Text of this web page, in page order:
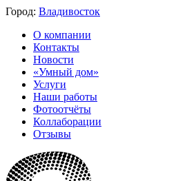
Город: Владивосток
О компании
Контакты
Новости
«Умный дом»
Услуги
Наши работы
Фотоотчёты
Коллаборации
Отзывы